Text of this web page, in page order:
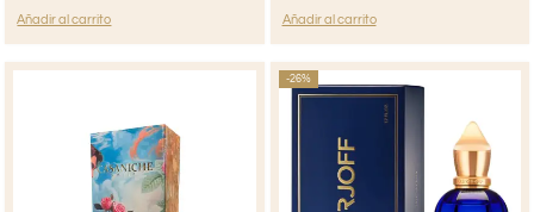
Añadir al carrito Añadir al carrito
-26%